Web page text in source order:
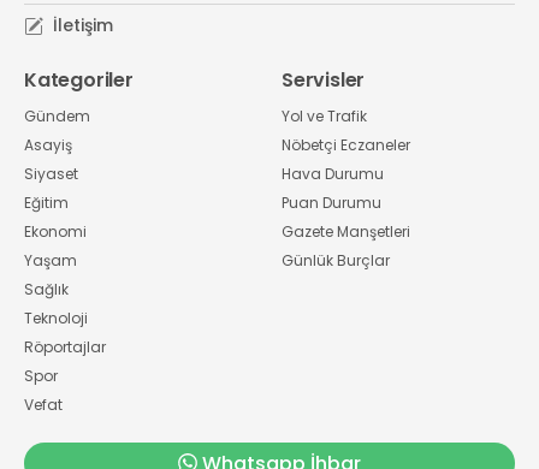
İletişim
Kategoriler
Gündem
Asayiş
Siyaset
Eğitim
Ekonomi
Yaşam
Sağlık
Teknoloji
Röportajlar
Spor
Vefat
Servisler
Yol ve Trafik
Nöbetçi Eczaneler
Hava Durumu
Puan Durumu
Gazete Manşetleri
Günlük Burçlar